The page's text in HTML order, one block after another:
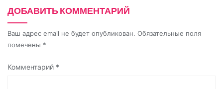
ДОБАВИТЬ КОММЕНТАРИЙ
Ваш адрес email не будет опубликован. Обязательные поля
помечены *
Комментарий *